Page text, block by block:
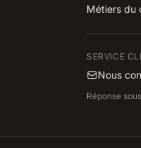
Métiers du
SERVICE
Nous
Réponse